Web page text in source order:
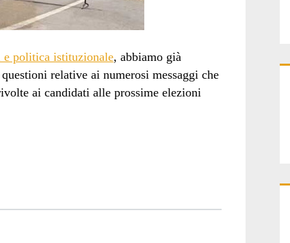
politica istituzionale, abbiamo già
relative ai numerosi messaggi che
ai candidati alle prossime elezioni